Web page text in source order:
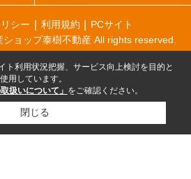
シー 利用規約
PCサイト
ョップ泰樹不動産 All rights reserved.
ト利用状況把握、サービス向上検討を目的と
用しています。
扱いについて」 をご確認ください。
閉じる